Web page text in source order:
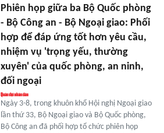
Phiên họp giữa ba Bộ Quốc phòng
- Bộ Công an - Bộ Ngoại giao: Phối
hợp để đáp ứng tốt hơn yêu cầu,
nhiệm vụ 'trọng yếu, thường
xuyên' của quốc phòng, an ninh,
đối ngoại
Ngày 3-8, trong khuôn khổ Hội nghị Ngoại giao
lần thứ 33, Bộ Ngoại giao và Bộ Quốc phòng,
Bộ Công an đã phối hợp tổ chức phiên họp